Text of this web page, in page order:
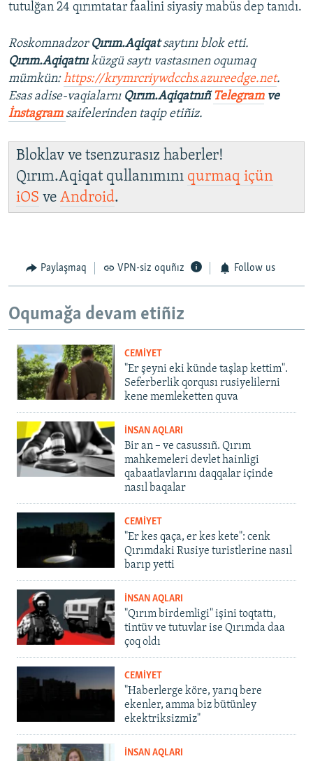
tutulğan 24 qırımtatar faalini siyasiy mabüs dep tanıdı.
Roskomnadzor Qırım.Aqiqatsaytını blok etti.
Qırım.Aqiqatnıküzgü saytı vastasınen oqumaq
mümkün:https://krymrcriywdcchs.azureedge.net.
Esas adise-vaqialarnı Qırım.Aqiqatnıñ Telegramve
İnstagram saifelerinden taqip etiñiz.
Bloklav ve tsenzurasız haberler!
Qırım.Aqiqat qullanımını qurmaq içün
iOS ve Android.
Paylaşmaq VPN-siz oquñız Follow us
Oqumağa devam etiñiz
CEMİYET
"Er şeyni eki künde taşlap kettim".
Seferberlik qorqusı rusiyelilerni
kene memleketten quva
İNSAN AQLARI
Bir an – ve casussıñ. Qırım
mahkemeleri devlet hainligi
qabaatlavlarını daqqalar içinde
nasıl baqalar
CEMİYET
"Er kes qaça, er kes kete": cenk
Qırımdaki Rusiye turistlerine nasıl
barıp yetti
İNSAN AQLARI
"Qırım birdemligi" işini toqtattı,
tintüv ve tutuvlar ise Qırımda daa
çoq oldı
CEMİYET
"Haberlerge köre, yarıq bere
ekenler, amma biz bütünley
ekektriksizmiz"
İNSAN AQLARI